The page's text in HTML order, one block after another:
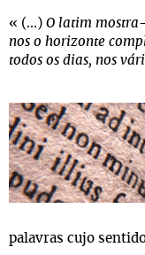
« (...) O latim
nos o horizonte
todos os dias, nos
palavras cujo